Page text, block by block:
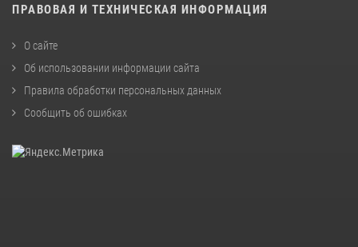
ПРАВОВАЯ И ТЕХНИЧЕСКАЯ ИНФОРМАЦИЯ
О сайте
Об использовании информации сайта
Правила обработки персональных данных
Сообщить об ошибках